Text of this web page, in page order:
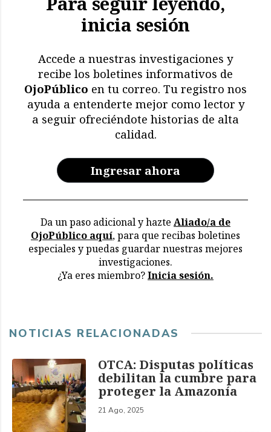
El impacto de El Niño: más
mamíferos marinos
muertos
Memoria en riesgo:
restricciones y deterioro
en los archivos de la CVR
inicia sesión
Accede a nuestras investigaciones y
recibe los boletines informativos de
OjoPúblico en tu correo. Tu registro nos
ayuda a entenderte mejor como lector y
a seguir ofreciéndote historias de alta
calidad.
Ingresar ahora
Da un paso adicional y hazte Aliado/a de
OjoPúblico aquí, para que recibas boletines
especiales y puedas guardar nuestras mejores
investigaciones.
¿Ya eres miembro?Inicia sesión.
NOTICIAS RELACIONADAS
OTCA: Disputas políticas
debilitan la cumbre para
proteger la Amazonía
21 Ago, 2025